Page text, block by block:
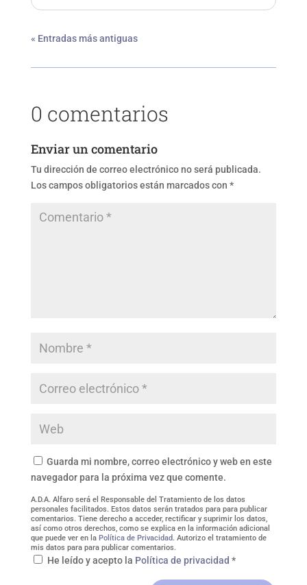
« Entradas más antiguas
0 comentarios
Enviar un comentario
Tu dirección de correo electrónico no será publicada.
Los campos obligatorios están marcados con *
Guarda mi nombre, correo electrónico y web en este
navegador para la próxima vez que comente.
A.D.A. Alfaro será el Responsable del Tratamiento de los datos
personales facilitados. Estos datos serán tratados para para publicar
comentarios. Tiene derecho a acceder, rectificar y suprimir los datos,
así como otros derechos, como se explica en la información adicional
que puede ver en la Política de Privacidad. Autorizo el tratamiento de
mis datos para para publicar comentarios.
He leído y acepto la Política de privacidad *